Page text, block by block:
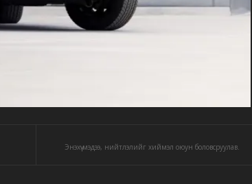
Энэхүү мэдээ, нийтлэлийг хиймэл оюун боловсруулав.